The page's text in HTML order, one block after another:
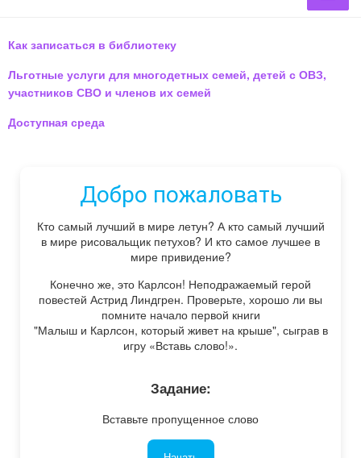
Как записаться в библиотеку
Льготные услуги для многодетных семей, детей с ОВЗ,
участников СВО и членов их семей
Доступная среда
Добро пожаловать
Кто самый лучший в мире летун? А кто самый лучший
в мире рисовальщик петухов? И кто самое лучшее в
мире привидение?
Конечно же, это Карлсон! Неподражаемый герой
повестей Астрид Линдгрен. Проверьте, хорошо ли вы
помните начало первой книги
"Малыш и Карлсон, который живет на крыше", сыграв в
игру «Вставь слово!».
Задание:
Вставьте пропущенное слово